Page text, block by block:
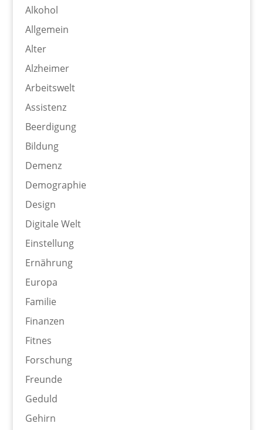
Alkohol
Allgemein
Alter
Alzheimer
Arbeitswelt
Assistenz
Beerdigung
Bildung
Demenz
Demographie
Design
Digitale Welt
Einstellung
Ernährung
Europa
Familie
Finanzen
Fitnes
Forschung
Freunde
Geduld
Gehirn